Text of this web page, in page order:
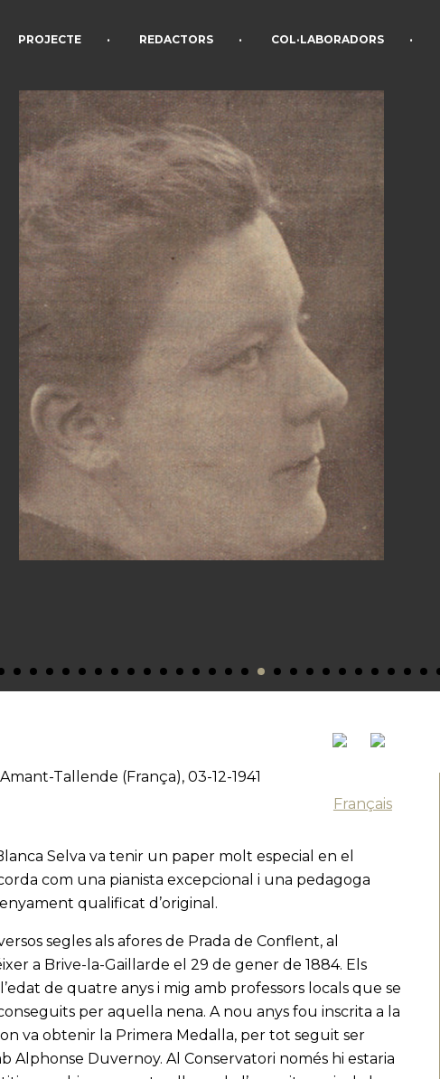
PROJECTE • REDACTORS • COL·LABORADORS •
Tallende (França), 03-12-1941
Français
Selva va tenir un paper molt especial en el
com una pianista excepcional i una pedagoga
qualificat d’original.
segles als afores de Prada de Conflent, al
a Brive-la-Gaillarde el 29 de gener de 1884. Els
de quatre anys i mig amb professors locals que se
per aquella nena. A nou anys fou inscrita a la
va obtenir la Primera Medalla, per tot seguit ser
Duvernoy. Al Conservatori només hi estaria